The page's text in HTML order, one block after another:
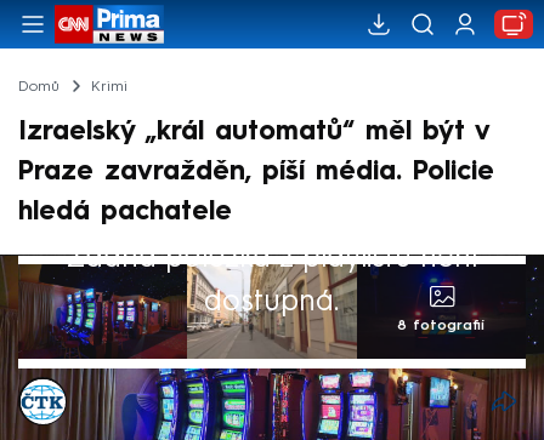
Domů Krimi
Izraelský „král automatů“ měl být v
Praze zavražděn, píší média. Policie
hledá pachatele
Žádná položka z playlistu není
dostupná.
8 fotografií
ČTK
4. čvn 2026, 13:35